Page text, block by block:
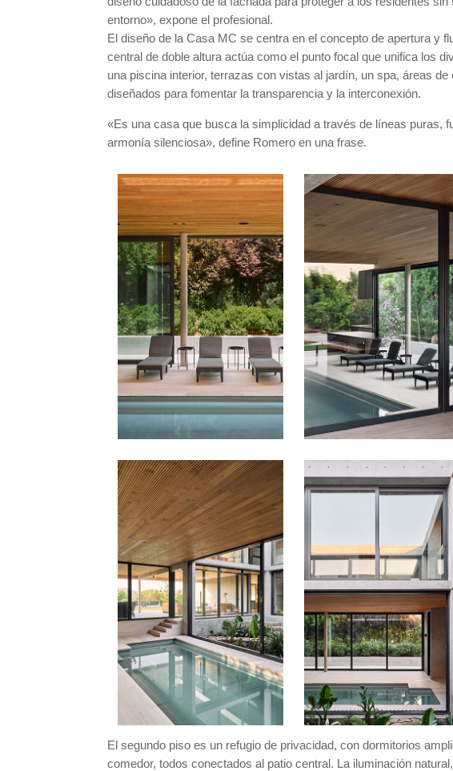
entorno», expone el profesional.
El diseño de la Casa MC se centra en el concepto de apertura y
central de doble altura actúa como el punto focal que unifica los
una piscina interior, terrazas con vistas al jardín, un spa, áreas
diseñados para fomentar la transparencia y la interconexión.
«Es una casa que busca la simplicidad a través de líneas puras,
armonía silenciosa», define Romero en una frase.
El segundo piso es un refugio de privacidad, con dormitorios
comedor, todos conectados al patio central. La iluminación